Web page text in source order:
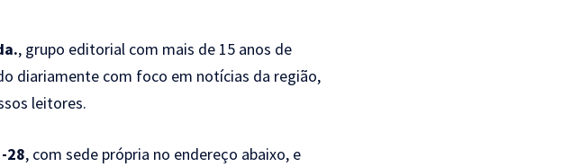
, grupo editorial com mais de 15 anos de
diariamente com foco em notícias da região,
leitores.
28, com sede própria no endereço abaixo, e